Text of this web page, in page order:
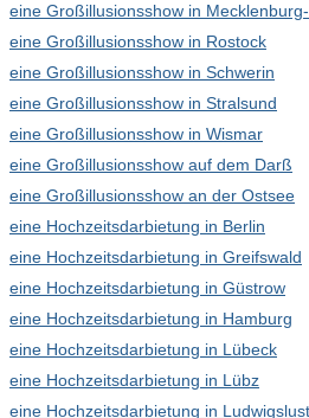
eine Großillusionsshow in
eine Großillusionsshow in Rostock
eine Großillusionsshow in Schwerin
eine Großillusionsshow in Stralsund
eine Großillusionsshow in Wismar
eine Großillusionsshow auf dem Darß
eine Großillusionsshow an der Ostsee
eine Hochzeitsdarbietung in Berlin
eine Hochzeitsdarbietung in Greifswald
eine Hochzeitsdarbietung in Güstrow
eine Hochzeitsdarbietung in Hamburg
eine Hochzeitsdarbietung in Lübeck
eine Hochzeitsdarbietung in Lübz
eine Hochzeitsdarbietung in Ludwigslust